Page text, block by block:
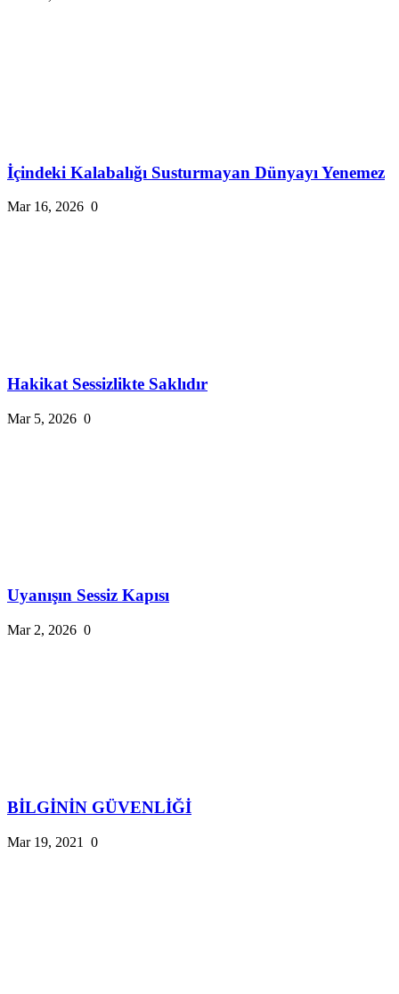
İçindeki Kalabalığı Susturmayan Dünyayı Yenemez
Mar 16, 2026 0
Hakikat Sessizlikte Saklıdır
Mar 5, 2026 0
Uyanışın Sessiz Kapısı
Mar 2, 2026 0
BİLGİNİN GÜVENLİĞİ
Mar 19, 2021 0